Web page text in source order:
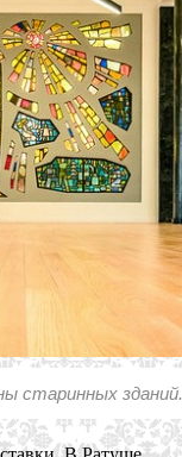
старинных зданий.